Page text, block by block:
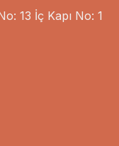
13 İç Kapı No: 1